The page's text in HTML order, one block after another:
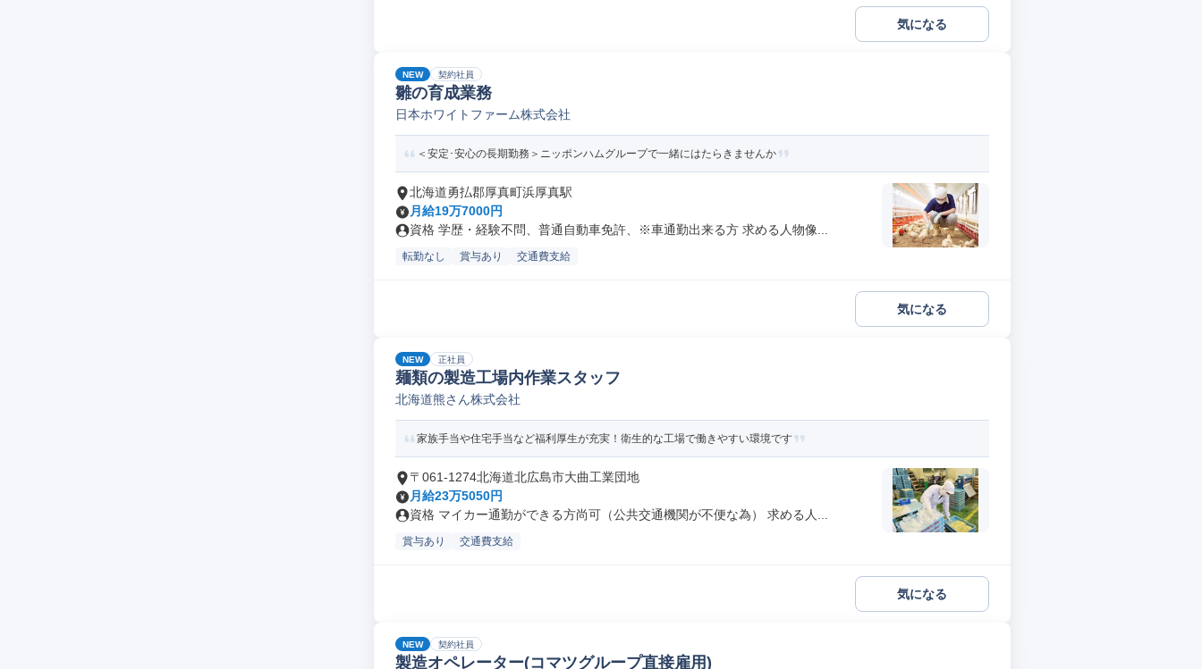
気になる
NEW 契約社員
雛の育成業務
日本ホワイトファーム株式会社
＜安定･安心の長期勤務＞ニッポンハムグループで一緒にはたらきませんか
北海道勇払郡厚真町浜厚真駅
月給19万7000円
資格 学歴・経験不問、普通自動車免許、※車通勤出来る方 求める人物像...
転勤なし 賞与あり 交通費支給
気になる
NEW 正社員
麺類の製造工場内作業スタッフ
北海道熊さん株式会社
家族手当や住宅手当など福利厚生が充実！衛生的な工場で働きやすい環境です
〒061-1274北海道北広島市大曲工業団地
月給23万5050円
資格 マイカー通勤ができる方尚可（公共交通機関が不便な為） 求める人...
賞与あり 交通費支給
気になる
NEW 契約社員
製造オペレーター(コマツグループ直接雇用)